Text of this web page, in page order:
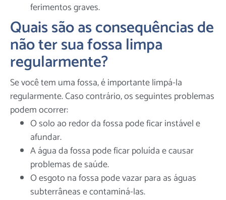
ferimentos graves.
Quais são as consequências de
não ter sua fossa limpa
regularmente?
Se você tem uma fossa, é importante limpá-la
regularmente. Caso contrário, os seguintes problemas
podem ocorrer:
O solo ao redor da fossa pode ficar instável e
afundar.
A água da fossa pode ficar poluída e causar
problemas de saúde.
O esgoto na fossa pode vazar para as águas
subterrâneas e contaminá-las.